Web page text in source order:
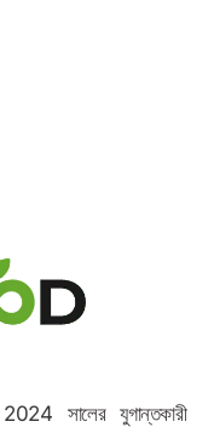
2024 সালের যুগান্তকারী